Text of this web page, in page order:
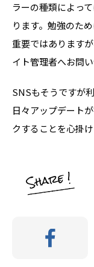
ラーの種類によっ
ります。勉強のた
重要ではあります
イト管理者へお問
SNSもそうですが
日々アップデート
クすることを心掛け